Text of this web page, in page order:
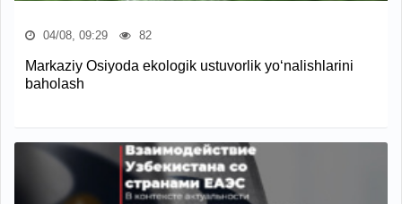
04/08, 09:29 82
Markaziy Osiyoda ekologik ustuvorlik yo‘nalishlarini
baholash